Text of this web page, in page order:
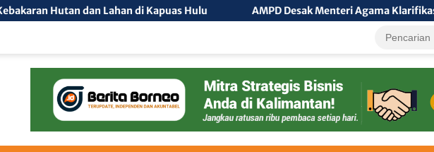
di Kapuas Hulu AMPD Desak Menteri Agama Klarifikasi Isu Pengisian